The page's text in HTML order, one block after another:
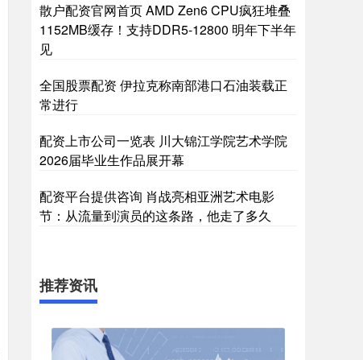
散户配资官网首页 AMD Zen6 CPU疯狂堆叠
1152MB缓存！支持DDR5-12800 明年下半年
见
全国股票配资 伊拉克称南部港口石油装载正
常进行
配资上市公司一览表 川大锦江学院艺术学院
2026届毕业生作品展开幕
配资平台提供咨询 肖战亮相亚洲艺术电影
节：从流量到演员的这条路，他走了多久
推荐资讯